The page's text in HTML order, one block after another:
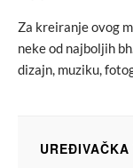
Za kreiranje ovog
neke od najboljih
dizajn, muziku,
UREĐIVAČKA